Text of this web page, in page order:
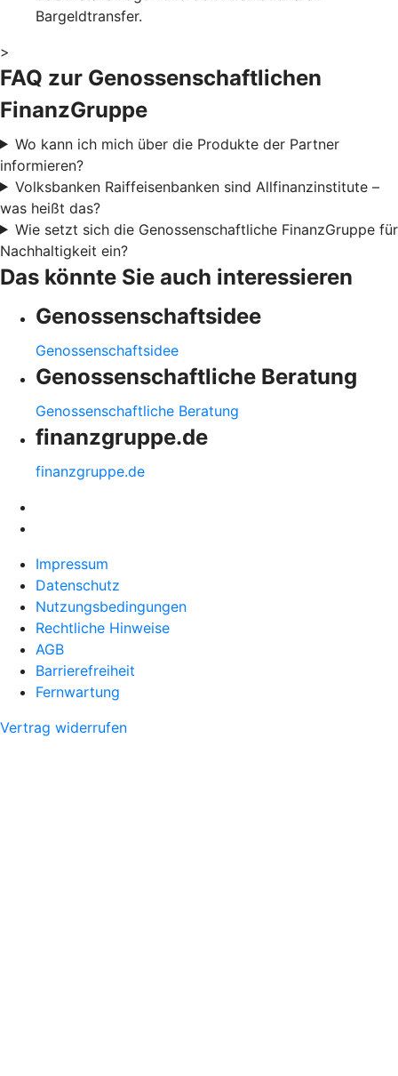
Bargeldtransfer.
>
FAQ zur Genossenschaftlichen
FinanzGruppe
Wo kann ich mich über die Produkte der Partner
informieren?
Volksbanken Raiffeisenbanken sind Allfinanzinstitute –
was heißt das?
Wie setzt sich die Genossenschaftliche FinanzGruppe für
Nachhaltigkeit ein?
Das könnte Sie auch interessieren
Genossenschaftsidee
Genossenschaftsidee
Genossenschaftliche Beratung
Genossenschaftliche Beratung
finanzgruppe.de
finanzgruppe.de
Impressum
Datenschutz
Nutzungsbedingungen
Rechtliche Hinweise
AGB
Barrierefreiheit
Fernwartung
Vertrag widerrufen